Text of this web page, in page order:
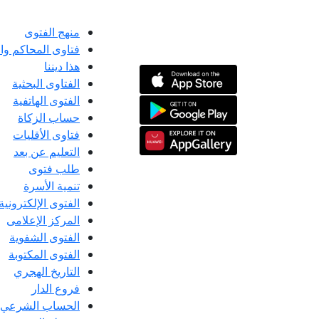
منهج الفتوى
فتاوى المحاكم
هذا ديننا
الفتاوى البحثية
الفتوى الهاتفية
حساب الزكاة
فتاوى الأقليات
التعليم عن بعد
طلب فتوى
تنمية الأسرة
الفتوى الإلكترونية
المركز الإعلامى
الفتوى الشفوية
الفتوى المكتوبة
التاريخ الهجري
فروع الدار
الحساب الشرعي